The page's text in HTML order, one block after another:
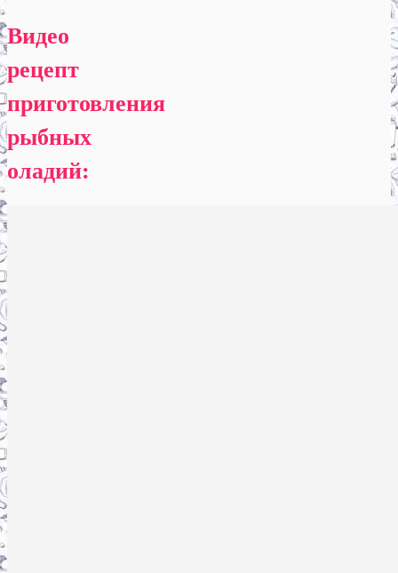
Видео
рецепт
приготовления
рыбных
оладий: